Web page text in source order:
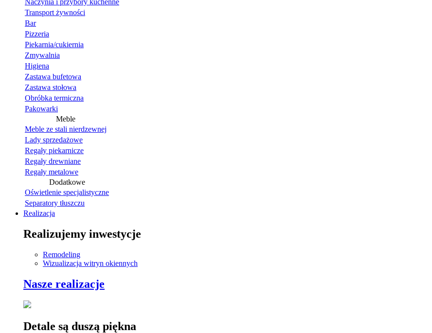
Naczynia i przybory kuchenne
Transport żywności
Bar
Pizzeria
Piekarnia/cukiernia
Zmywalnia
Higiena
Zastawa bufetowa
Zastawa stołowa
Obróbka termiczna
Pakowarki
Meble
Meble ze stali nierdzewnej
Lady sprzedażowe
Regały piekarnicze
Regały drewniane
Regały metalowe
Dodatkowe
Oświetlenie specjalistyczne
Separatory tłuszczu
Realizacja
Realizujemy inwestycje
Remodeling
Wizualizacja witryn okiennych
Nasze realizacje
Detale są duszą piękna